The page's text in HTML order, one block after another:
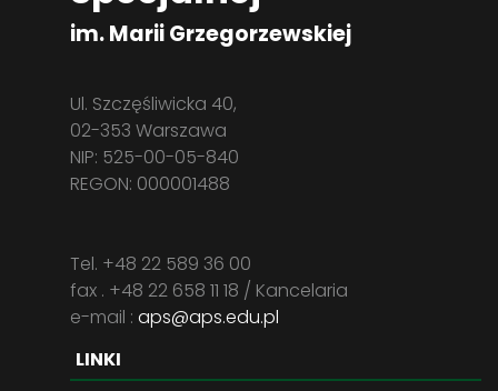
im. Marii Grzegorzewskiej
Ul. Szczęśliwicka 40,
02-353 Warszawa
NIP: 525-00-05-840
REGON: 000001488
Tel. +48 22 589 36 00
fax . +48 22 658 11 18 / Kancelaria
e-mail : aps@aps.edu.pl
LINKI